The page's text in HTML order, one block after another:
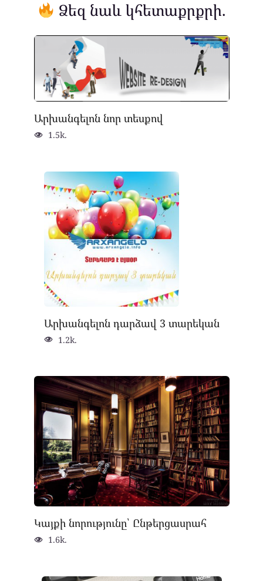
Ձեզ նաև կհետաքրքրի.
Արխանգելոն նոր տեսքով
1.5k.
Արխանգելոն դարձավ 3 տարեկան
1.2k.
Կայքի նորությունը՝ Ընթերցասրահ
1.6k.